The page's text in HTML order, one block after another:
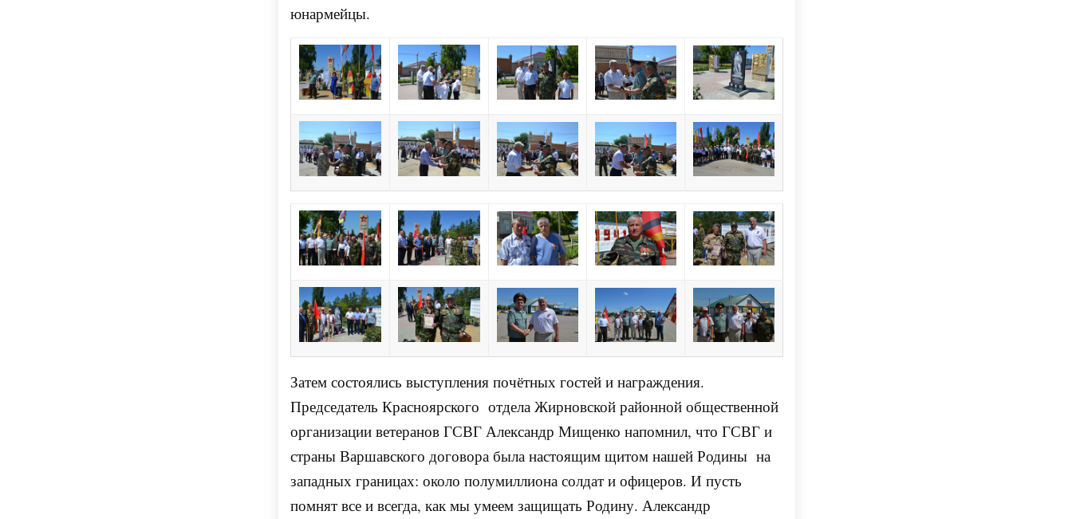
юнармейцы.
Затем состоялись выступления почётных гостей и награждения.
Председатель Красноярского отдела Жирновской районной общественной
организации ветеранов ГСВГ Александр Мищенко напомнил, что ГСВГ и
страны Варшавского договора была настоящим щитом нашей Родины на
западных границах: около полумиллиона солдат и офицеров. И пусть
помнят все и всегда, как мы умеем защищать Родину. Александр